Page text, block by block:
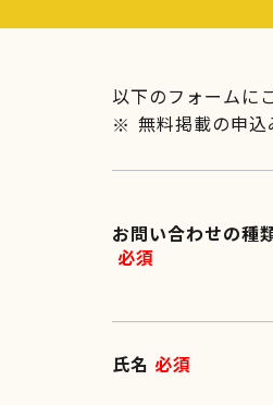
以下のフォームに
無料掲載の申込
お問い合わせの種
必須
氏名 必須